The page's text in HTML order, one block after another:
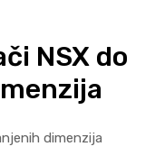
NSX do
dimenzija